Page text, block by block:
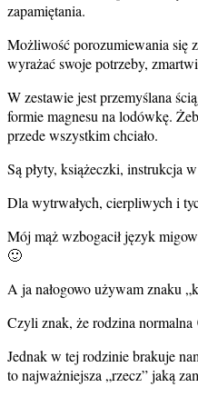
zapamiętania.
Możliwość porozumiewania się
wyrażać swoje potrzeby,
W zestawie jest przemyślana
formie magnesu na lodówkę.
przede wszystkim chciało.
Są płyty, książeczki, instrukcja
Dla wytrwałych, cierpliwych i
Mój mąż wzbogacił język
🙂
A ja nałogowo używam znaku
Czyli znak, że rodzina normalna
Jednak w tej rodzinie brakuje
to najważniejsza „rzecz” jaką